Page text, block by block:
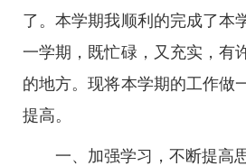
了。本学期我顺利的完成了本
一学期，既忙碌，又充实，有
的地方。现将本学期的工作做
提高。
一、加强学习，不断提高